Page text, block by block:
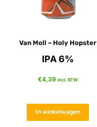
Van Moll – Holy Hopster
IPA 6%
€4,39 incl. BTW
In winkelwagen